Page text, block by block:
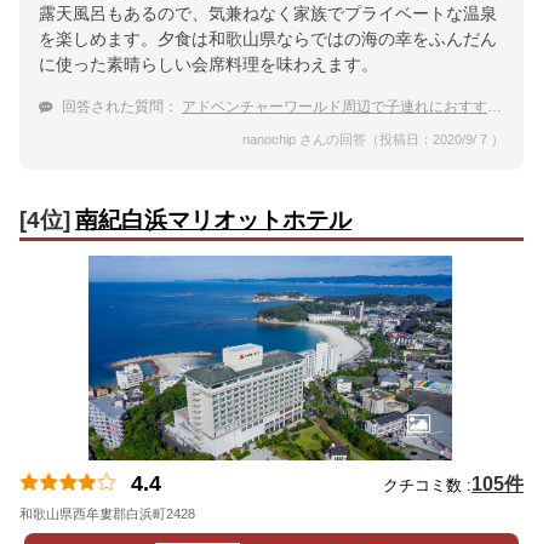
露天風呂もあるので、気兼ねなく家族でプライベートな温泉
を楽しめます。夕食は和歌山県ならではの海の幸をふんだん
に使った素晴らしい会席料理を味わえます。
回答された質問： アドベンチャーワールド周辺で子連れにおすすめの温泉宿
nanochip さんの回答（投稿日：2020/9/ 7 ）
[4位] 南紀白浜マリオットホテル
4.4 クチコミ数 :105件
和歌山県西牟婁郡白浜町2428